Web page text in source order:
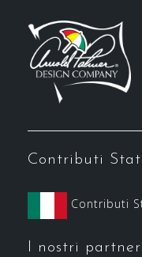
Contributi
Contributi
I nostri